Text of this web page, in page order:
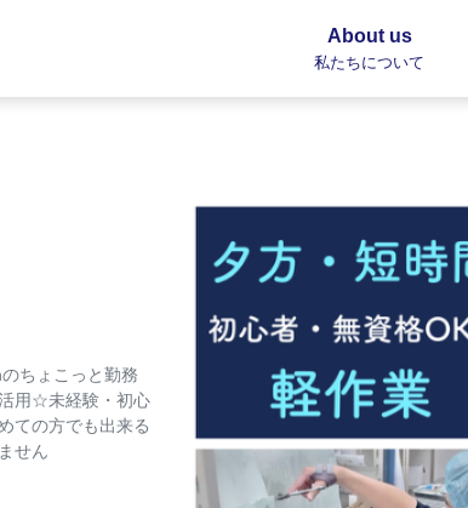
About us
私たちについて
ちょこっと勤務
用☆未経験・初心
ての方でも出来る
せん